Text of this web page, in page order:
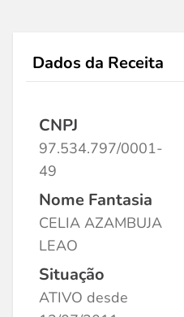
Dados da Receita
CNPJ
97.534.797/0001-
49
Nome Fantasia
CELIA AZAMBUJA
LEAO
Situação
ATIVO desde